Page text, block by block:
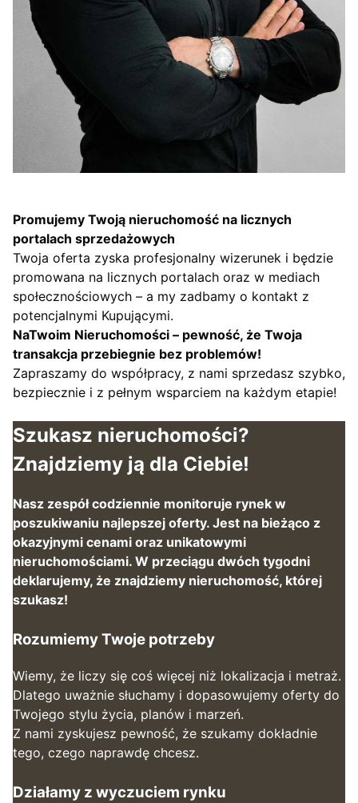
Promujemy Twoją nieruchomość na licznych
portalach sprzedażowych
Twoja oferta zyska profesjonalny wizerunek i będzie
promowana na licznych portalach oraz w mediach
społecznościowych – a my zadbamy o kontakt z
potencjalnymi Kupującymi.
NaTwoim Nieruchomości – pewność, że Twoja
transakcja przebiegnie bez problemów!
Zapraszamy do współpracy, z nami sprzedasz szybko,
bezpiecznie i z pełnym wsparciem na każdym etapie!
Szukasz nieruchomości?
Znajdziemy ją dla Ciebie!
Nasz zespół codziennie monitoruje rynek w
poszukiwaniu najlepszej oferty. Jest na bieżąco z
okazyjnymi cenami oraz unikatowymi
nieruchomościami. W przeciągu dwóch tygodni
deklarujemy, że znajdziemy nieruchomość, której
szukasz!
Rozumiemy Twoje potrzeby
Wiemy, że liczy się coś więcej niż lokalizacja i metraż.
Dlatego uważnie słuchamy i dopasowujemy oferty do
Twojego stylu życia, planów i marzeń.
Z nami zyskujesz pewność, że szukamy dokładnie
tego, czego naprawdę chcesz.
Działamy z wyczuciem rynku